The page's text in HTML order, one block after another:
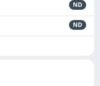
ND
ND